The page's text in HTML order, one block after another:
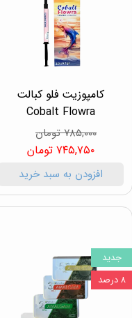
کامپوزیت فلو کبالت
Cobalt Flowra
۷۸۵,۰۰۰ تومان
۷۴۵,۷۵۰ تومان
افزودن به سبد خرید
جدید
۸ درصد